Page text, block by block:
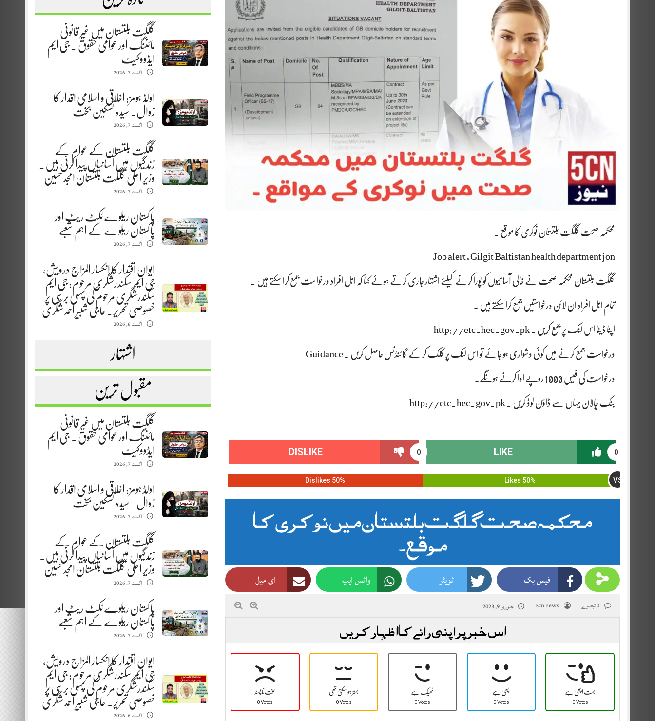
گلگت بلتستان میں غیر قانونی
مائننگ اور عوامی حقوق . جی ایم
ایڈووکیٹ
اگست 7, 2026
اولڈ ہومز: اخلاقی و اسلامی اقدار کا
زوال. سیدہ تسکین بخت
اگست 7, 2026
گلگت بلتستان کے عوام کے
زندگیوں میں آسانیاں پیدا کرنی ہیں.
وزیر اعلیٰ گلگت بلتستان امجد حسین
اگست 7, 2026
پاکستان ریلوے ٹکٹ ریٹ اور
پاکستان ریلوے کے اہم شعبے
اگست 7, 2026
ایوانِ اقتدار کا انکسار المزاج درویش،
جی ایم سکندرشگری مرحوم: جی ایم
سکندرشگری مرحوم کی پہلی برسی پر
خصوصی تحریر. حاجی شبیر احمد شگری
اگست 6, 2026
اشتہار
مقبول ترین
گلگت بلتستان میں غیر قانونی
مائننگ اور عوامی حقوق . جی ایم
ایڈووکیٹ
اگست 7, 2026
اولڈ ہومز: اخلاقی و اسلامی اقدار کا
زوال. سیدہ تسکین بخت
اگست 7, 2026
گلگت بلتستان کے عوام کے
زندگیوں میں آسانیاں پیدا کرنی ہیں.
وزیر اعلیٰ گلگت بلتستان امجد حسین
اگست 7, 2026
پاکستان ریلوے ٹکٹ ریٹ اور
پاکستان ریلوے کے اہم شعبے
اگست 7, 2026
ایوانِ اقتدار کا انکسار المزاج درویش،
جی ایم سکندرشگری مرحوم: جی ایم
سکندرشگری مرحوم کی پہلی برسی پر
خصوصی تحریر. حاجی شبیر احمد شگری
اگست 6, 2026
محکمہ صحت گلگت بلتستان نوکری کا موقع ۔
Job alert , Gilgit Baltistan health department jon
گلگت بلتستان محکمہ صحت نے خالی آسامیوں کو پورا کرنے کیلئے اشتہار جاری کرتے ہوئے کہا کہ اہل افراد درخواست جمع کرا سکتے ہیں ۔
تمام اہل افراد ان لائن درخواستیں جمع کرا سکتے ہیں ۔
اپنا ڈیٹا اس لنک پر جمع کریں ۔
درخواست جمع کرنے میں کوئی دشواری ہو جائے تو اس لنک پر کلک کر کے گائنڈنس حاصل کریں ۔ Guidance
درخواست کی فیس 1000 روپے ادا کرنے ہونگے۔
بنک چالان یہاں سے ڈاؤن لوڈ کریں ۔ http://etc.hec.gov.pk
0
LIKE
0
DISLIKE
50% Likes VS
50% Dislikes
محکمہ صحت گلگت بلتستان میں نوکری کا
موقع ۔
فیس بک ٹویٹر واٹس ایپ ای میل
5cn news جنوری 9, 2023
اس خبر پر اپنی رائے کا اظہار کریں
سخت نا پسند
0 Votes
بہتر ہو سکتی تھی
0 Votes
ٹھیک ہے
0 Votes
اچھی ہے
0 Votes
بہت اچھی ہے
0 Votes